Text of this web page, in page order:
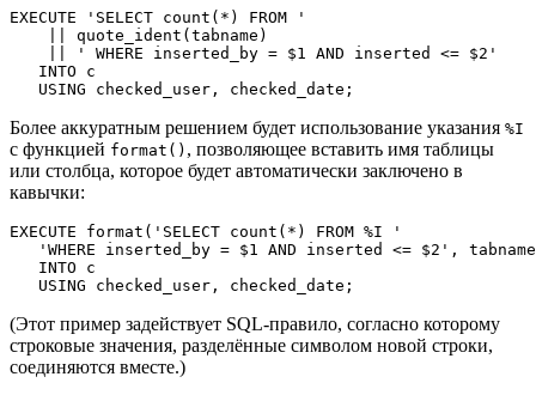
EXECUTE 'SELECT count(*) FROM '
    || quote_ident(tabname)
    || ' WHERE inserted_by = $1 AND inserted <= $2'
   INTO c
   USING checked_user, checked_date;
Более аккуратным решением будет использование указания %I
с функцией format() , позволяющее вставить имя таблицы
или столбца, которое будет автоматически заключено в
кавычки:
EXECUTE format('SELECT count(*) FROM %I '
'WHERE inserted_by = $1 AND inserted <= $2',
   INTO c
   USING checked_user, checked_date;
(Этот пример задействует SQL-правило, согласно которому
строковые значения, разделённые символом новой строки,
соединяются вместе.)